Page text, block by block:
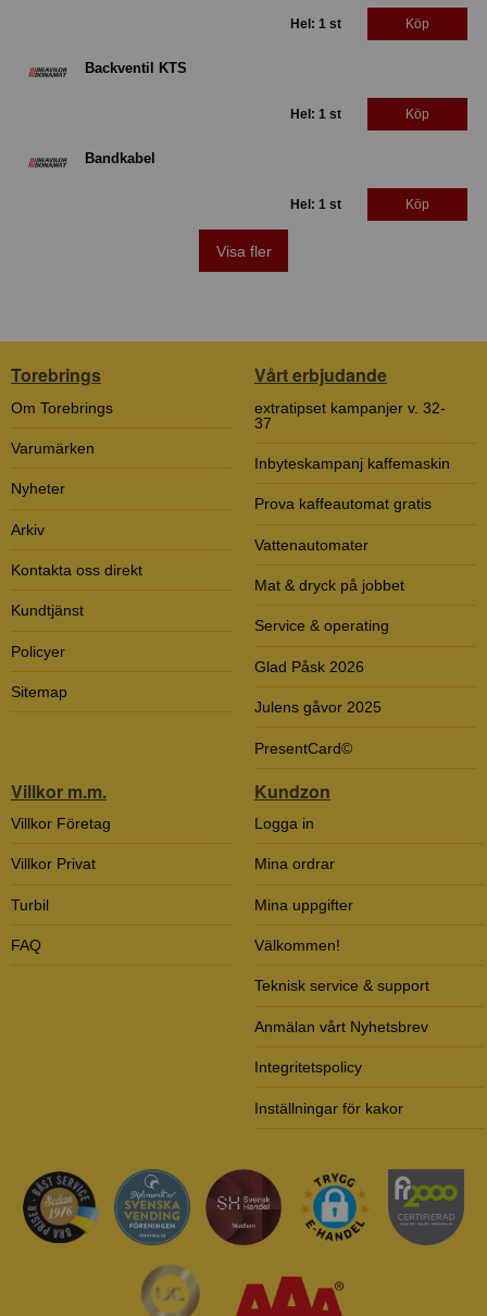
Hel: 1 st Köp
Backventil KTS
Hel: 1 st Köp
Bandkabel
Hel: 1 st Köp
Visa fler
Torebrings
Om Torebrings
Varumärken
Nyheter
Arkiv
Kontakta oss direkt
Kundtjänst
Policyer
Sitemap
Vårt erbjudande
extratipset kampanjer v. 32-
37
Inbyteskampanj kaffemaskin
Prova kaffeautomat gratis
Vattenautomater
Mat & dryck på jobbet
Service & operating
Glad Påsk 2026
Julens gåvor 2025
PresentCard©
Villkor m.m.
Villkor Företag
Villkor Privat
Turbil
FAQ
Kundzon
Logga in
Mina ordrar
Mina uppgifter
Välkommen!
Teknisk service & support
Anmälan vårt Nyhetsbrev
Integritetspolicy
Inställningar för kakor